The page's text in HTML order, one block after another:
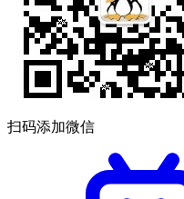
扫码添加微信